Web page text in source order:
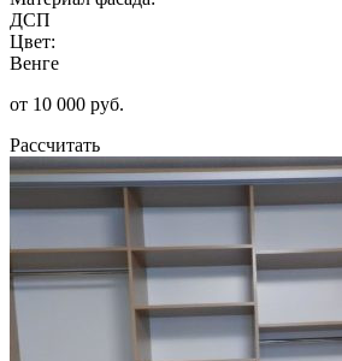
ДСП
Цвет:
Венге
от 10 000 руб.
Рассчитать